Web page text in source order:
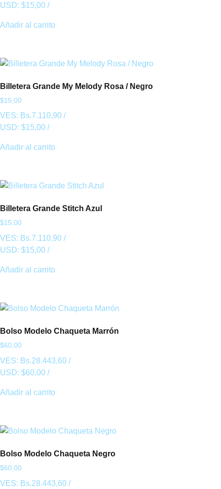
USD: $15,00 /
Añadir al carrito
Billetera Grande My Melody Rosa / Negro
$15,00
VES: Bs.7.110,90 /
USD: $15,00 /
Añadir al carrito
Billetera Grande Stitch Azul
$15,00
VES: Bs.7.110,90 /
USD: $15,00 /
Añadir al carrito
Bolso Modelo Chaqueta Marrón
$60,00
VES: Bs.28.443,60 /
USD: $60,00 /
Añadir al carrito
Bolso Modelo Chaqueta Negro
$60,00
VES: Bs.28.443,60 /